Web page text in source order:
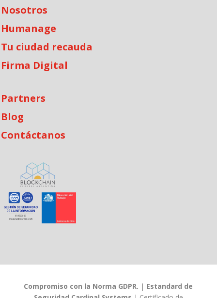
Nosotros
Humanage
Tu ciudad recauda
Firma Digital
Partners
Blog
Contáctanos
Compromiso con la Norma GDPR. | Estandard de